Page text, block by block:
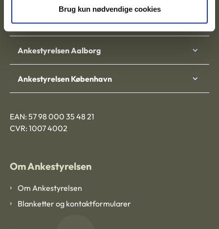
Brug kun nødvendige cookies
9000 Aalborg
Ankestyrelsen Aalborg
Ankestyrelsen København
EAN: 57 98 000 35 48 21
CVR: 1007 4002
Om Ankestyrelsen
Om Ankestyrelsen
Blanketter og kontaktformularer